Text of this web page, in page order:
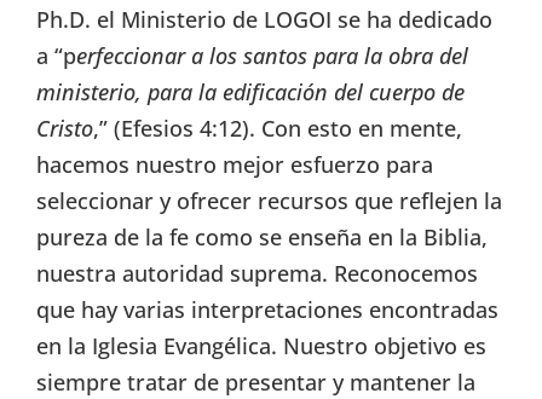
Ph.D. el Ministerio de LOGOI se ha dedicado
a “perfeccionar a los santos para la obra del
ministerio, para la edificación del cuerpo de
Cristo,” (Efesios 4:12). Con esto en mente,
hacemos nuestro mejor esfuerzo para
seleccionar y ofrecer recursos que reflejen la
pureza de la fe como se enseña en la Biblia,
nuestra autoridad suprema. Reconocemos
que hay varias interpretaciones encontradas
en la Iglesia Evangélica. Nuestro objetivo es
siempre tratar de presentar y mantener la